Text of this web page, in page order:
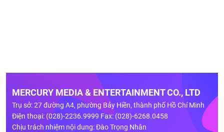
MERCURY MEDIA & ENTERTAINMENT CO., LTD
Trụ sở: 27 đường A4, phường Bảy Hiền, thành phố Hồ Chí Minh
Điện thoại: (028)-2236.9999 Fax: (028)-6268.0458
Chịu trách nhiệm nội dung: Đào Trọng Nhân